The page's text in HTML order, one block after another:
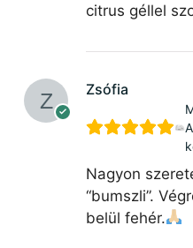
citrus géllel
Zsófia
Nagyon
“bumszli”.
belül fehér.